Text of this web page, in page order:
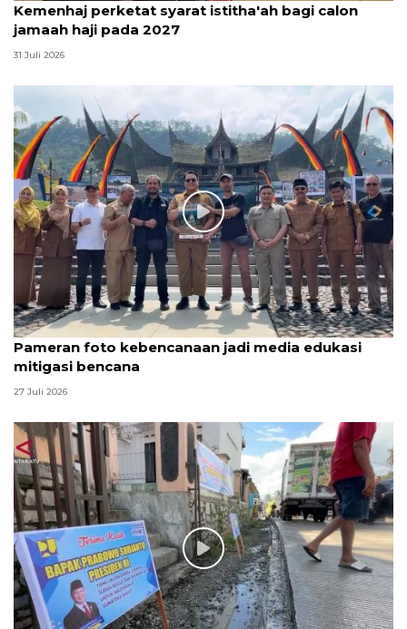
Kemenhaj perketat syarat istitha'ah bagi calon
jamaah haji pada 2027
31 Juli 2026
Pameran foto kebencanaan jadi media edukasi
mitigasi bencana
27 Juli 2026